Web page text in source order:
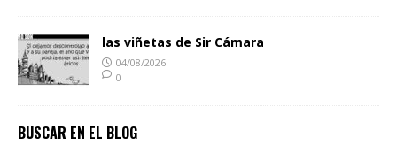
las viñetas de Sir Cámara
04/08/2026
0
BUSCAR EN EL BLOG